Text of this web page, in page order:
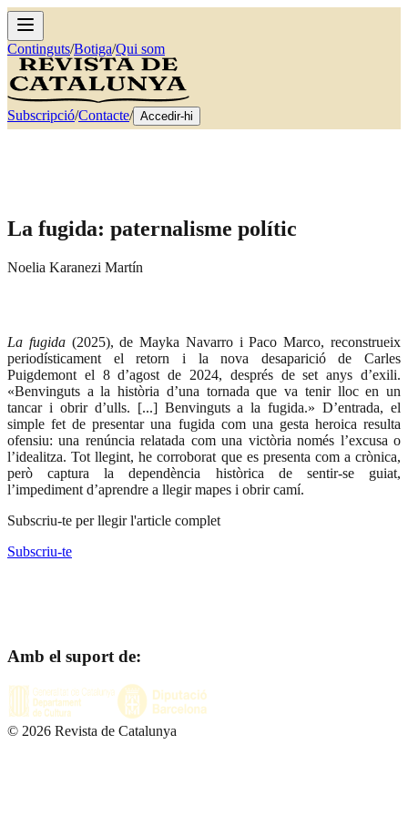
Continguts/Botiga/Qui som
Subscripció/Contacte/ Accedir-hi
La fugida: paternalisme polític
Noelia Karanezi Martín
La fugida(2025), de Mayka Navarro i Paco Marco, reconstrueix
periodísticament el retorn i la nova desaparició de Carles
Puigdemont el 8 d’agost de 2024, després de set anys d’exili.
«Benvinguts a la història d’una tornada que va tenir lloc en un
tancar i obrir d’ulls. [...] Benvinguts a la fugida.» D’entrada, el
simple fet de presentar una fugida com una gesta heroica resulta
ofensiu: una renúncia relatada com una victòria només l’excusa o
l’idealitza. Tot llegint, he corroborat que es presenta com a crònica,
però captura la dependència històrica de sentir-se guiat,
l’impediment d’aprendre a llegir mapes i obrir camí.
Subscriu-te per llegir l'article complet
Subscriu-te
Amb el suport de:
© 2026 Revista de Catalunya